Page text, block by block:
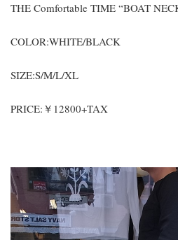
THE Comfortable TIME “BOAT
COLOR:WHITE/BLACK
SIZE:S/M/L/XL
PRICE:￥12800+TAX